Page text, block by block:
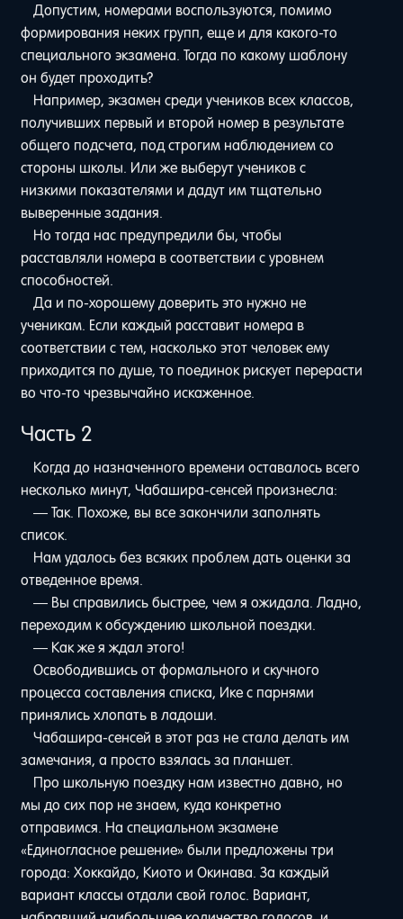
Допустим, номерами воспользуются, помимо
формирования неких групп, еще и для какого-то
специального экзамена. Тогда по какому шаблону
он будет проходить?
Например, экзамен среди учеников всех классов,
получивших первый и второй номер в результате
общего подсчета, под строгим наблюдением со
стороны школы. Или же выберут учеников с
низкими показателями и дадут им тщательно
выверенные задания.
Но тогда нас предупредили бы, чтобы
расставляли номера в соответствии с уровнем
способностей.
Да и по-хорошему доверить это нужно не
ученикам. Если каждый расставит номера в
соответствии с тем, насколько этот человек ему
приходится по душе, то поединок рискует перерасти
во что-то чрезвычайно искаженное.
Часть 2
Когда до назначенного времени оставалось всего
несколько минут, Чабашира-сенсей произнесла:
— Так. Похоже, вы все закончили заполнять
список.
Нам удалось без всяких проблем дать оценки за
отведенное время.
— Вы справились быстрее, чем я ожидала. Ладно,
переходим к обсуждению школьной поездки.
— Как же я ждал этого!
Освободившись от формального и скучного
процесса составления списка, Ике с парнями
принялись хлопать в ладоши.
Чабашира-сенсей в этот раз не стала делать им
замечания, а просто взялась за планшет.
Про школьную поездку нам известно давно, но
мы до сих пор не знаем, куда конкретно
отправимся. На специальном экзамене
«Единогласное решение» были предложены три
города: Хоккайдо, Киото и Окинава. За каждый
вариант классы отдали свой голос. Вариант,